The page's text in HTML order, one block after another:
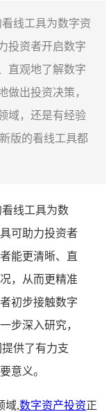
线工具为数字资
投资者开启数字
直观地了解数字
做出投资决策，
域，还是有经验
版的看线工具都
线工具为数
可助力投资者
能更清晰、直
，从而更精准
初步接触数字
步深入研究，
供了有力支
意义。
域,数字资产投资正